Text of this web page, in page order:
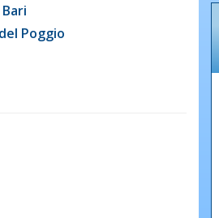
Poggio